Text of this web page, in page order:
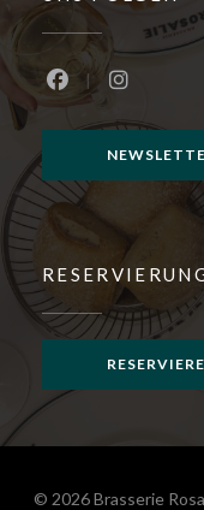
Facebook
© 2026 Brasserie